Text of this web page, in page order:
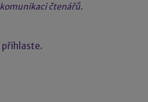
čtenářů.
přihlaste.